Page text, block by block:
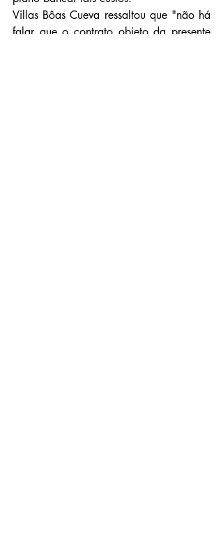
Villas Bôas Cueva ressaltou que "não há
falar que o contrato objeto da presente